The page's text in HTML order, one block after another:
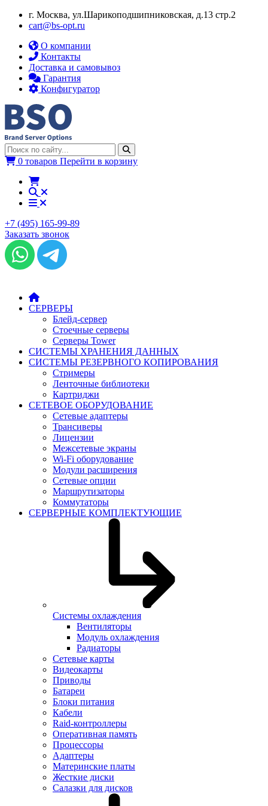
г. Москва, ул.​​Шарикоподшипниковская, д.13 стр.2
cart@bs-opt.ru
О компании
Контакты
Доставка и самовывоз
Гарантия
Конфигуратор
0 товаров Перейти в корзину
+7 (495) 165-99-89
Заказать звонок
СЕРВЕРЫ
Блейд-сервер
Стоечные серверы
Серверы Tower
СИСТЕМЫ ХРАНЕНИЯ ДАННЫХ
СИСТЕМЫ РЕЗЕРВНОГО КОПИРОВАНИЯ
Стримеры
Ленточные библиотеки
Картриджи
СЕТЕВОЕ ОБОРУДОВАНИЕ
Сетевые адаптеры
Трансиверы
Лицензии
Межсетевые экраны
Wi-Fi оборудование
Модули расширения
Сетевые опции
Маршрутизаторы
Коммутаторы
СЕРВЕРНЫЕ КОМПЛЕКТУЮЩИЕ
Системы охлаждения
Вентиляторы
Модуль охлаждения
Радиаторы
Сетевые карты
Видеокарты
Приводы
Батареи
Блоки питания
Кабели
Raid-контроллеры
Оперативная память
Процессоры
Адаптеры
Материнские платы
Жесткие диски
Салазки для дисков